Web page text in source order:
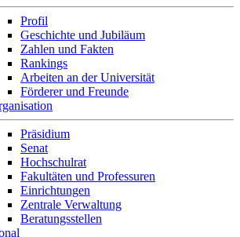
Profil
Geschichte und Jubiläum
Zahlen und Fakten
Rankings
Arbeiten an der Universität
Förderer und Freunde
Präsidium
Senat
Hochschulrat
Fakultäten und Professuren
Einrichtungen
Zentrale Verwaltung
Beratungsstellen